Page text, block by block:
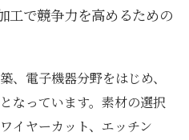
工で競争力を高めるための
、電子機器分野をはじめ、
なっています。素材の選択
イヤーカット、エッチン